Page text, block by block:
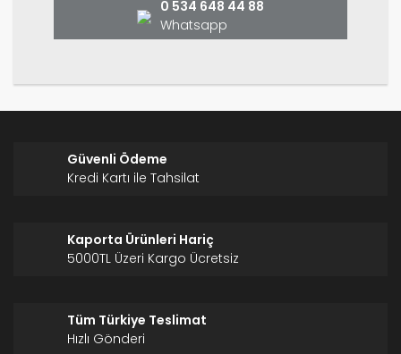
0 534 648 44 88
Whatsapp
Güvenli Ödeme
Kredi Kartı ile Tahsilat
Kaporta Ürünleri Hariç
5000TL Üzeri Kargo Ücretsiz
Tüm Türkiye Teslimat
Hızlı Gönderi